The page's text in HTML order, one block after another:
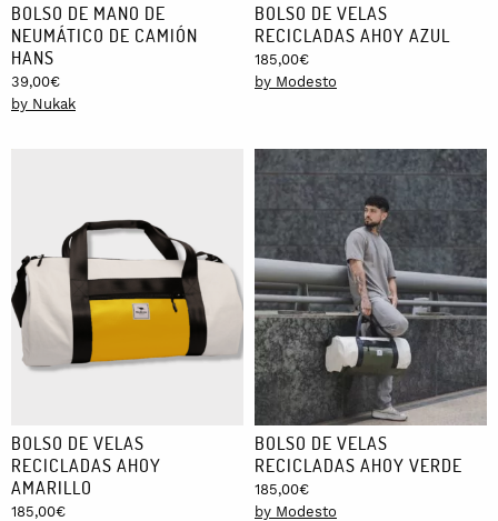
BOLSO DE MANO DE
NEUMÁTICO DE CAMIÓN
HANS
39,00€
by Nukak
BOLSO DE VELAS
RECICLADAS AHOY AZUL
185,00€
by Modesto
BOLSO DE VELAS
RECICLADAS AHOY
AMARILLO
185,00€
BOLSO DE VELAS
RECICLADAS AHOY VERDE
185,00€
by Modesto